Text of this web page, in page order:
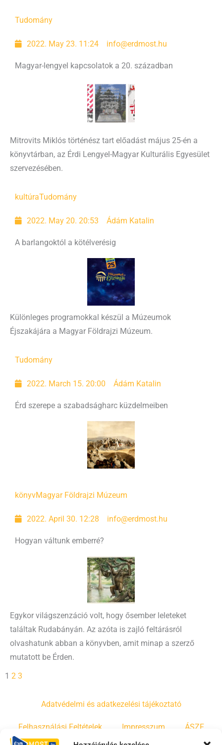
Tudomány
2022. May 23. 11:24 info@erdmost.hu
Magyar-lengyel kapcsolatok a 20. században
Mitrovits Miklós történész tart előadást május 25-én a
könyvtárban, az Érdi Lengyel-Magyar Kulturális Egyesület
szervezésében.
kultúraTudomány
2022. May 20. 20:53 Ádám Katalin
A barlangoktól a kötélverésig
Különleges programokkal készül a Múzeumok
Éjszakájára a Magyar Földrajzi Múzeum.
Tudomány
2022. March 15. 20:00 Ádám Katalin
Érd szerepe a szabadságharc küzdelmeiben
könyvMagyar Földrajzi Múzeum
2022. April 30. 12:28 info@erdmost.hu
Hogyan váltunk emberré?
Egykor világszenzáció volt, hogy ősember leleteket
találtak Rudabányán. Az azóta is zajló feltárásról
olvashatunk abban a könyvben, amit minap a szerző
mutatott be Érden.
1 2 3
Adatvédelmi és adatkezelési tájékoztató
Felhasználási Feltételek Impresszum ÁSZF